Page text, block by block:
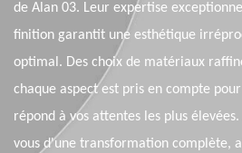
de Alan 03. Leur expertise
finition garantit une esthétique
optimal. Des choix de matériaux
chaque aspect est pris en compte
répond à vos attentes les plus
vous d'une transformation complète,